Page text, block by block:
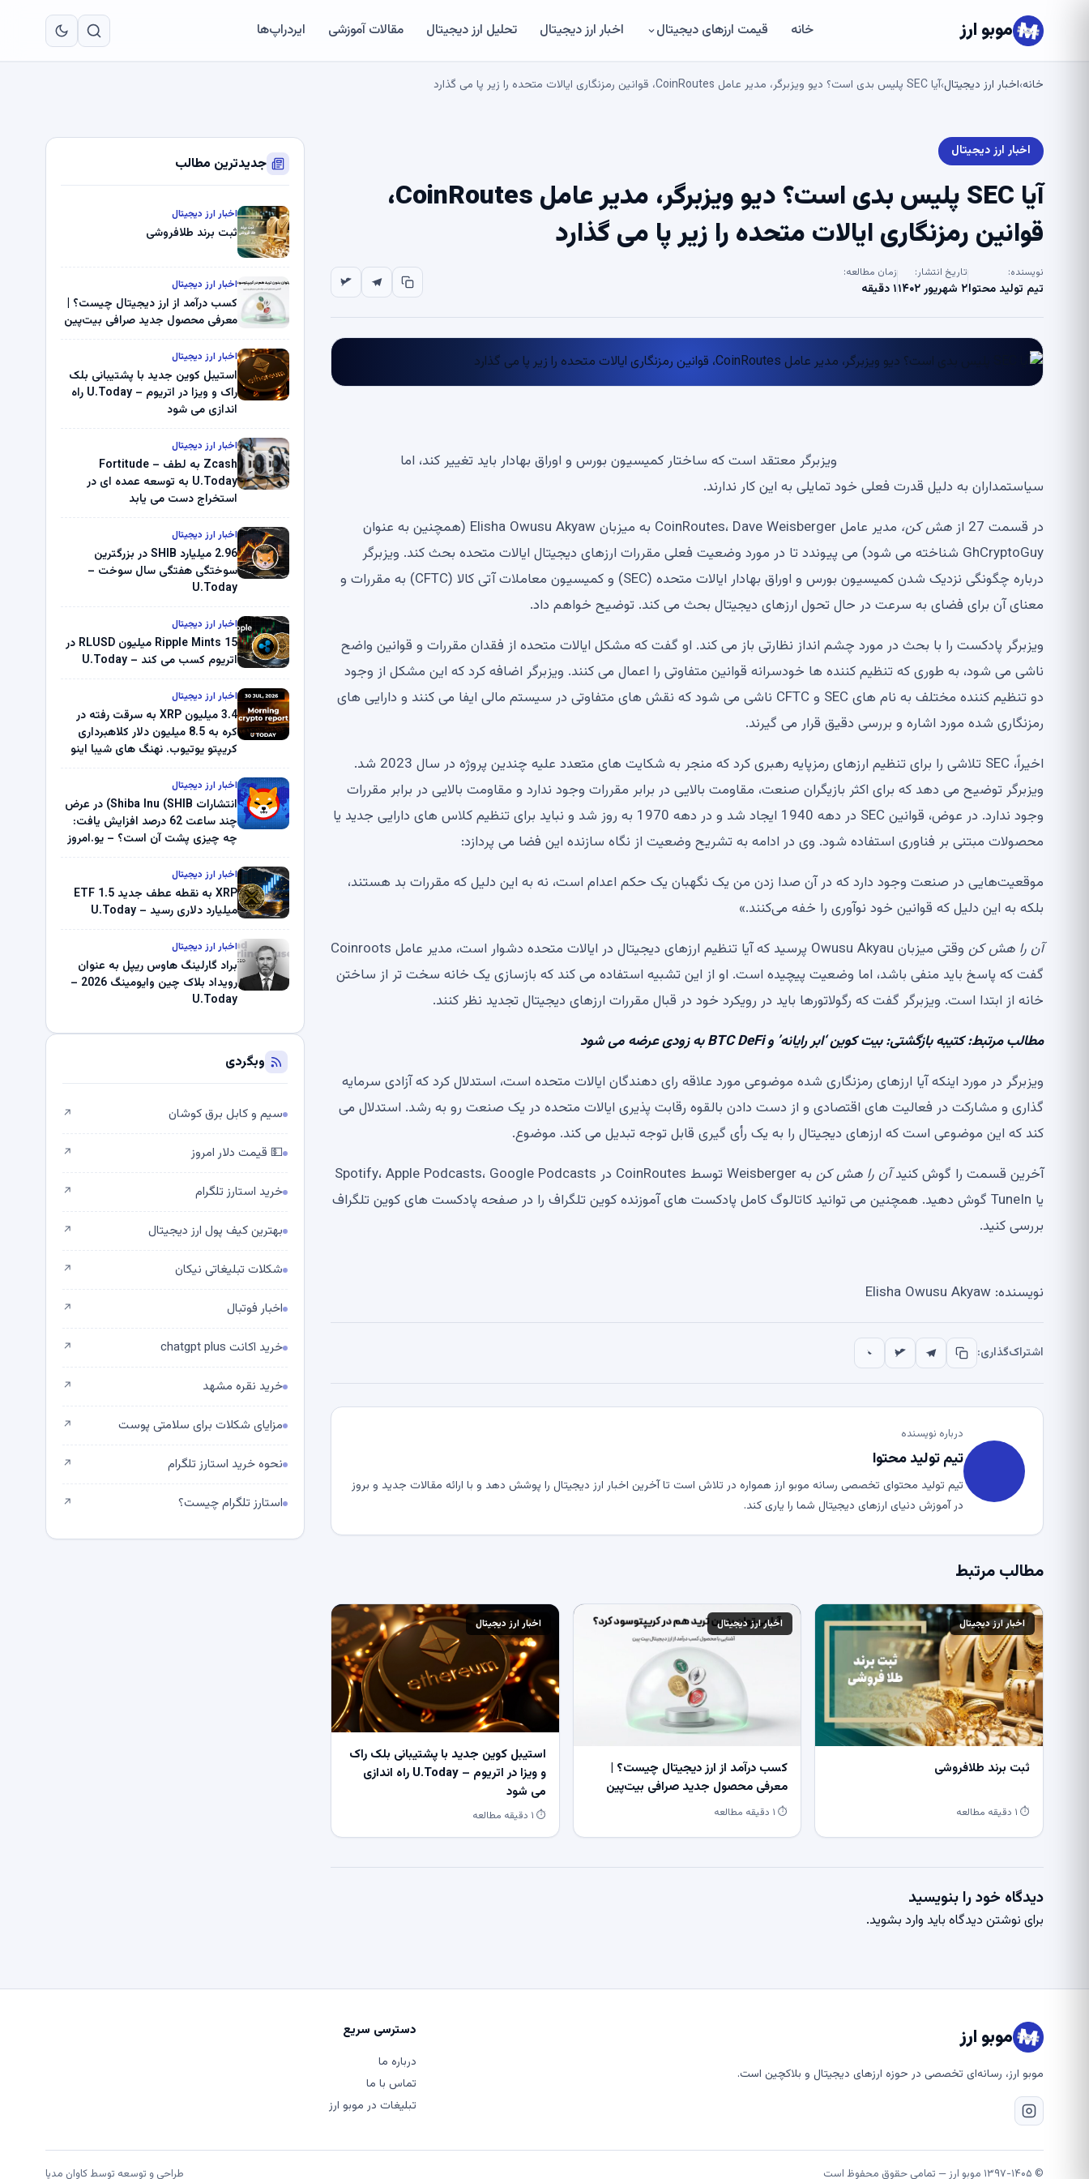
موبو ارز خانه قیمت ارزهای دیجیتال اخبار ارز دیجیتال تحلیل ارز دیجیتال مقالات آموزشی ایردراپ‌ها
خانه›اخبار ارز دیجیتال›آیا SEC پلیس بدی است؟ دیو ویزبرگر، مدیر عامل CoinRoutes، قوانین رمزنگاری ایالات متحده را زیر پا می گذارد
اخبار ارز دیجیتال
آیا SEC پلیس بدی است؟ دیو ویزبرگر، مدیر عامل CoinRoutes،
قوانین رمزنگاری ایالات متحده را زیر پا می گذارد
نویسنده:
تیم تولید محتوا
تاریخ انتشار:
۲ شهریور ۱۴۰۲
زمان مطالعه:
۱ دقیقه
ویزبرگر معتقد است که ساختار کمیسیون بورس و اوراق بهادار باید تغییر کند، اما
سیاستمداران به دلیل قدرت فعلی خود تمایلی به این کار ندارند.
در قسمت 27 از
هش کن،
مدیر عامل CoinRoutes، Dave Weisberger به میزبان Elisha Owusu Akyaw (همچنین به عنوان
GhCryptoGuy شناخته می شود) می پیوندد تا در مورد وضعیت فعلی مقررات ارزهای دیجیتال ایالات متحده بحث کند. ویزبرگر
درباره چگونگی نزدیک شدن کمیسیون بورس و اوراق بهادار ایالات متحده (SEC) و کمیسیون معاملات آتی کالا (CFTC) به مقررات و
معنای آن برای فضای به سرعت در حال تحول ارزهای دیجیتال بحث می کند. توضیح خواهم داد.
ویزبرگر پادکست را با بحث در مورد چشم انداز نظارتی باز می کند. او گفت که مشکل ایالات متحده از فقدان مقررات و قوانین واضح
ناشی می شود، به طوری که تنظیم کننده ها خودسرانه قوانین متفاوتی را اعمال می کنند. ویزبرگر اضافه کرد که این مشکل از وجود
دو تنظیم کننده مختلف به نام های SEC و CFTC ناشی می شود که نقش های متفاوتی در سیستم مالی ایفا می کنند و دارایی های
رمزنگاری شده مورد اشاره و بررسی دقیق قرار می گیرند.
اخیراً، SEC تلاشی را برای تنظیم ارزهای رمزپایه رهبری کرد که منجر به شکایت های متعدد علیه چندین پروژه در سال 2023 شد.
ویزبرگر توضیح می دهد که برای اکثر بازیگران صنعت، مقاومت بالایی در برابر مقررات وجود ندارد و مقاومت بالایی در برابر مقررات
وجود ندارد. در عوض، قوانین SEC در دهه 1940 ایجاد شد و در دهه 1970 به روز شد و نباید برای تنظیم کلاس های دارایی جدید یا
محصولات مبتنی بر فناوری استفاده شود. وی در ادامه به تشریح وضعیت از نگاه سازنده این فضا می پردازد:
موقعیت‌هایی در صنعت وجود دارد که در آن صدا زدن من یک نگهبان یک حکم اعدام است، نه به این دلیل که مقررات بد هستند،
بلکه به این دلیل که قوانین خود نوآوری را خفه می‌کنند.»
آن را هش کن
وقتی میزبان Owusu Akyau پرسید که آیا تنظیم ارزهای دیجیتال در ایالات متحده دشوار است، مدیر عامل Coinroots
گفت که پاسخ باید منفی باشد، اما وضعیت پیچیده است. او از این تشبیه استفاده می کند که بازسازی یک خانه سخت تر از ساختن
خانه از ابتدا است. ویزبرگر گفت که رگولاتورها باید در رویکرد خود در قبال مقررات ارزهای دیجیتال تجدید نظر کنند.
مطالب مرتبط: کتیبه بازگشتی: بیت کوین ‘ابر رایانه’ و BTC DeFi به زودی عرضه می شود
ویزبرگر در مورد اینکه آیا ارزهای رمزنگاری شده موضوعی مورد علاقه رای دهندگان ایالات متحده است، استدلال کرد که آزادی سرمایه
گذاری و مشارکت در فعالیت های اقتصادی و از دست دادن بالقوه رقابت پذیری ایالات متحده در یک صنعت رو به رشد. استدلال می
کند که این موضوعی است که ارزهای دیجیتال را به یک رأی گیری قابل توجه تبدیل می کند. موضوع.
آخرین قسمت را گوش کنیدآن را هش کن
به Weisberger توسط CoinRoutes در Spotify، Apple Podcasts، Google Podcasts
یا TuneIn گوش دهید. همچنین می توانید کاتالوگ کامل پادکست های آموزنده کوین تلگراف را در صفحه پادکست های کوین تلگراف
بررسی کنید.
نویسنده: Elisha Owusu Akyaw
اشتراک‌گذاری:
درباره نویسنده
تیم تولید محتوا
تیم تولید محتوای تخصصی رسانه موبو ارز همواره در تلاش است تا آخرین اخبار ارز دیجیتال را پوشش دهد و با ارائه مقالات جدید و بروز
در آموزش دنیای ارزهای دیجیتال شما را یاری کند.
مطالب مرتبط
اخبار ارز دیجیتال
ثبت برند طلافروشی
⏱ ۱ دقیقه مطالعه
اخبار ارز دیجیتال
کسب درآمد از ارز دیجیتال چیست؟ |
معرفی محصول جدید صرافی بیت‌پین
⏱ ۱ دقیقه مطالعه
اخبار ارز دیجیتال
استیبل کوین جدید با پشتیبانی بلک راک
و ویزا در اتریوم – U.Today راه اندازی
می شود
⏱ ۱ دقیقه مطالعه
دیدگاه خود را بنویسید
برای نوشتن دیدگاه باید وارد بشوید.
جدیدترین مطالب
اخبار ارز دیجیتال
ثبت برند طلافروشی
اخبار ارز دیجیتال
کسب درآمد از ارز دیجیتال چیست؟ |
معرفی محصول جدید صرافی بیت‌پین
اخبار ارز دیجیتال
استیبل کوین جدید با پشتیبانی بلک
راک و ویزا در اتریوم – U.Today راه
اندازی می شود
اخبار ارز دیجیتال
Zcash به لطف Fortitude –
U.Today به توسعه عمده ای در
استخراج دست می یابد
اخبار ارز دیجیتال
2.96 میلیارد SHIB در بزرگترین
سوختگی هفتگی سال سوخت –
U.Today
اخبار ارز دیجیتال
Ripple Mints 15 میلیون RLUSD در
اتریوم کسب می کند – U.Today
اخبار ارز دیجیتال
3.4 میلیون XRP به سرقت رفته در
کره به 8.5 میلیون دلار کلاهبرداری
کریپتو یوتیوب. نهنگ های شیبا اینو
میلیون دلار U-Turn در بیت کوین را
ثبت کرد – گزارش کریپتو صبح –
U.Today
اخبار ارز دیجیتال
انتشارات Shiba Inu (SHIB) در عرض
چند ساعت 62 درصد افزایش یافت:
چه چیزی پشت آن است؟ – یو.امروز
اخبار ارز دیجیتال
XRP به نقطه عطف جدید ETF 1.5
میلیارد دلاری رسید – U.Today
اخبار ارز دیجیتال
براد گارلینگ هاوس ریپل به عنوان
رویداد بلاک چین وایومینگ 2026 –
U.Today
وبگردی
سیم و کابل برق کوشان ↗
💵 قیمت دلار امروز ↗
خرید استارز تلگرام ↗
بهترین کیف پول ارز دیجیتال ↗
شکلات تبلیغاتی نیکان ↗
اخبار فوتبال ↗
خرید اکانت chatgpt plus ↗
خرید نقره مشهد ↗
مزایای شکلات برای سلامتی پوست ↗
نحوه خرید استارز تلگرام ↗
استارز تلگرام چیست؟ ↗
موبو ارز
موبو ارز، رسانه‌ای تخصصی در حوزه ارزهای دیجیتال و بلاکچین است.
دسترسی سریع
درباره ما
تماس با ما
تبلیغات در موبو ارز
© ۱۳۹۷-۱۴۰۵ موبو ارز — تمامی حقوق محفوظ است طراحی و توسعه توسط کاوان مدیا